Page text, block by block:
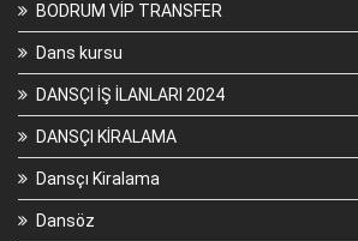
BODRUM VİP TRANSFER
Dans kursu
DANSÇI İŞ İLANLARI 2024
DANSÇI KİRALAMA
Dansçı Kiralama
Dansöz